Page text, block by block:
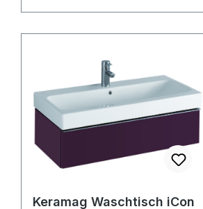
Keramag Waschtisch iCon